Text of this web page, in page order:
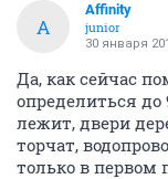
A
Affinity
junior
30 января
Да, как сейчас
определиться до
лежит, двери
торчат,
только в первом